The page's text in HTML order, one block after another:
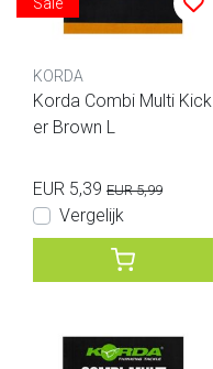
Sale
KORDA
Korda Combi Multi Kick
er Brown L
EUR 5,39 EUR 5,99
Vergelijk